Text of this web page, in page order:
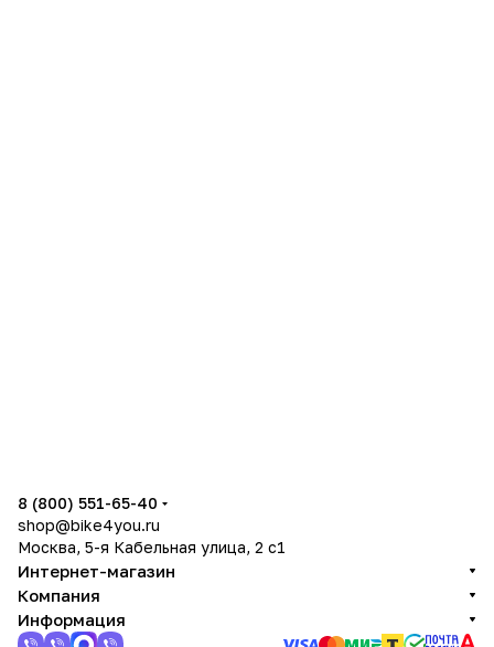
8 (800) 551-65-40
shop@bike4you.ru
Москва, 5-я Кабельная улица, 2 с1
Интернет-магазин
Компания
Информация